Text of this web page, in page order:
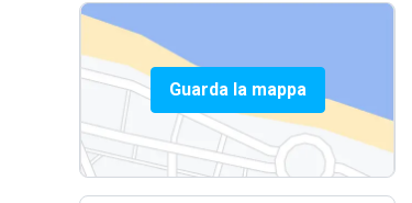
Guarda la mappa